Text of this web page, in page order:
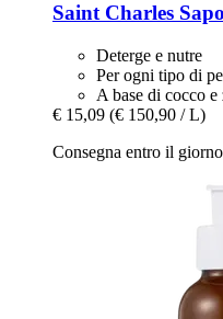
Saint Charles
Deterge e nutre
Per ogni tipo di
A base di cocco e
€ 15,09 (€ 150,90 / L)
Consegna entro il